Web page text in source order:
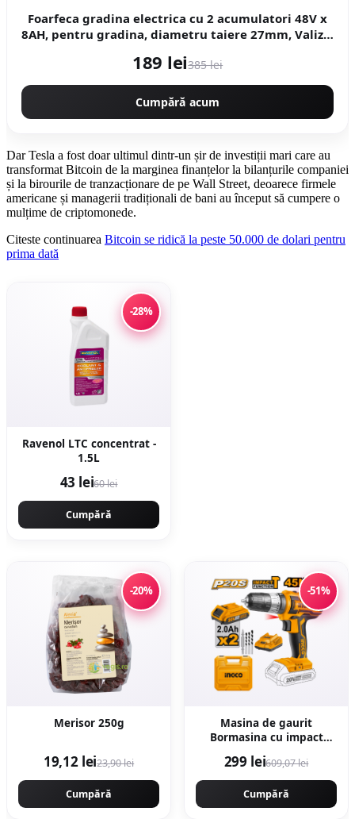
Foarfeca gradina electrica cu 2 acumulatori 48V x
8AH, pentru gradina, diametru taiere 27mm, Valiza,
189 lei385 lei
Cumpără acum
Dar Tesla a fost doar ultimul dintr-un șir de investiții mari care au
transformat Bitcoin de la marginea finanțelor la bilanțurile companiei
și la birourile de tranzacționare de pe Wall Street, deoarece firmele
americane și managerii tradiționali de bani au început să cumpere o
mulțime de criptomonede.
Citeste continuarea Bitcoin se ridică la peste 50.000 de dolari pentru
prima dată
-28%
Ravenol LTC concentrat -
1.5L
43 lei60 lei
Cumpără
-20%
Merisor 250g
19,12 lei23,90 lei
Cumpără
-51%
Masina de gaurit
Bormasina cu impact
Acumulatori mandrina
metal Ingco CIDLI2002
299 lei609,07 lei
Cumpără